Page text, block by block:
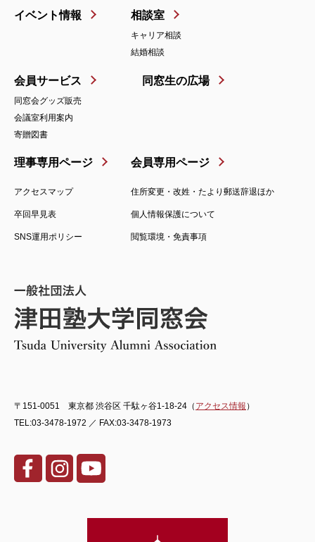
〒151-0051 東京都 渋谷区 千駄ヶ谷1-18-24（ アクセス情報 ）
TEL:03-3478-1972 ／ FAX:03-3478-1973
イベント情報 相談室
キャリア相談
結婚相談
会員サービス
同窓会グッズ販売
会議室利用案内
寄贈図書
同窓生の広場
理事専用ページ 会員専用ページ
アクセスマップ 住所変更・改姓・たより郵送辞退ほか
卒回早見表 個人情報保護について
SNS運用ポリシー 閲覧環境・免責事項